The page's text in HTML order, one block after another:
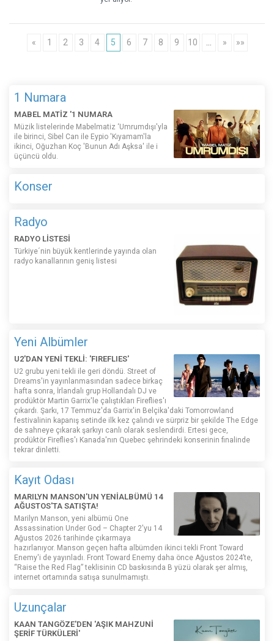
« 1 2 3 4 5 6 7 8 9 10 » »»
1 Numara
MABEL MATİZ '1 NUMARA
Müzik listelerinde Mabelmatiz ‘Umrumdışı'yla
ile birinci, Sibel Can ile Eypio 'Kıyamam'la
ikinci, Oğuzhan Koç 'Bunun Adı Aşksa' ile i
üçüncü oldu.
Konser
Radyo
RADYO LİSTESİ
Türkiye´nin büyük kentlerinde yayında olan
radyo kanallarının geniş listesi
Yeni Albümler
U2'DAN YENİ TEKLİ: 'FIREFLIES'
U2 grubu yeni tekli ile geri döndü. Street of
Dreams'in yayınlanmasından sadece birkaç
hafta sonra, İrlandalı grup Hollandalı DJ ve
prodüktör Martin Garrix'le çalıştıkları Fireflies'ı
çıkardı. Şarkı, 17 Temmuz'da Garrix'in Belçika'daki Tomorrowland
festivalinin kapanış setinde ilk kez çalındı ​​ve sürpriz bir şekilde The Edge
de sahneye çıkarak şarkıyı canlı olarak seslendirdi. Ertesi gece,
prodüktör Fireflies'ı Kanada'nın Quebec şehrindeki konserinin finalinde
tekrar dinletti.
Kayıt Odası
MARILYN MANSON'UN YENİALBÜMÜ 14
AĞUSTOS'TA SATIŞTA!
Marilyn Manson, yeni albümü One
Assassination Under God – Chapter 2'yu 14
Ağustos 2026 tarihinde çıkarmaya
hazırlanıyor. Manson geçen hafta albümden ikinci tekli Front Toward
Enemy'i de yayınladı. Front Toward Enemy daha önce Ağustos 2024’te,
“Raise the Red Flag” teklisinin CD baskısında B yüzü olarak şer almış,
internet ortamında satışa sunulmamıştı.
Uzunçalar
KAAN TANGÖZE'DEN 'AŞIK MAHZUNİ
ŞERİF TÜRKÜLERİ'